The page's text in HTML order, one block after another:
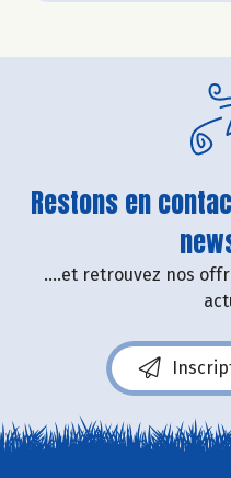
Restons en
....et retrouvez nos